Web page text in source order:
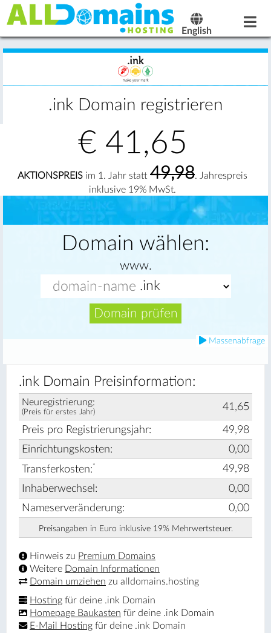
English
.ink Domain registrieren
€ 41,65
AKTIONSPREIS im 1. Jahr statt 49,98. Jahrespreis
inklusive 19% MwSt.
Domain wählen:
www.
Domain prüfen
Massenabfrage
.ink Domain Preisinformation:
Neuregistrierung:
(Preis für erstes Jahr) 41,65
Preis pro Registrierungsjahr:
49,98
Einrichtungskosten:
0,00
Transferkosten:*
49,98
Inhaberwechsel:
0,00
Nameserveränderung:
0,00
Preisangaben in Euro inklusive 19% Mehrwertsteuer.
Hinweis zu Premium Domains
Weitere Domain Informationen
Domain umziehen zu alldomains.hosting
Hosting für deine .ink Domain
Homepage Baukasten für deine .ink Domain
E-Mail Hosting für deine .ink Domain